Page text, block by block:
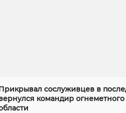
сослуживцев в
командир огнеметного